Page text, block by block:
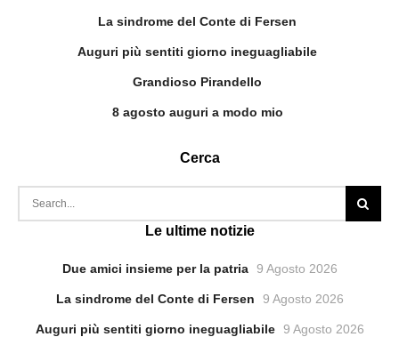
La sindrome del Conte di Fersen
Auguri più sentiti giorno ineguagliabile
Grandioso Pirandello
8 agosto auguri a modo mio
Cerca
Le ultime notizie
Due amici insieme per la patria 9 Agosto 2026
La sindrome del Conte di Fersen 9 Agosto 2026
Auguri più sentiti giorno ineguagliabile 9 Agosto 2026